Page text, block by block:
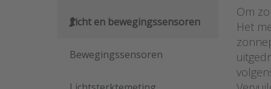
Licht en bewegingssensoren
Bewegingssensoren
Om
Het